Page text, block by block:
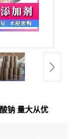
钠 量大从优